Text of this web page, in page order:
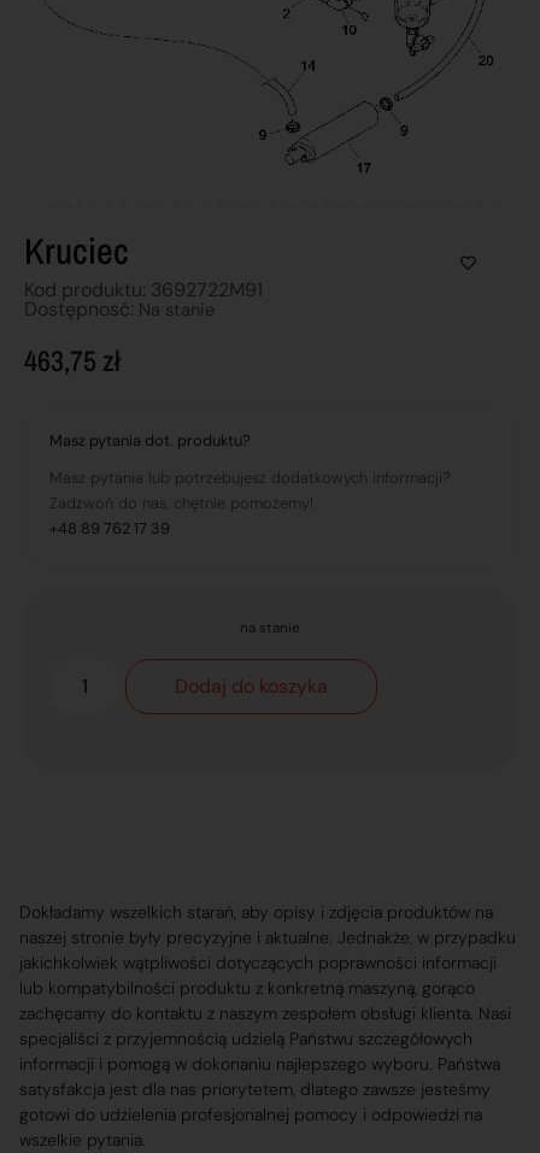
Kruciec
Kod produktu: 3692722M91
Dostępnosć: Na stanie
463,75 zł
Masz pytania dot. produktu?
Masz pytania lub potrzebujesz dodatkowych informacji?
Zadzwoń do nas, chętnie pomożemy!
+48 89 762 17 39
na stanie
Dodaj do koszyka
Dokładamy wszelkich starań, aby opisy i zdjęcia produktów na
naszej stronie były precyzyjne i aktualne. Jednakże, w przypadku
jakichkolwiek wątpliwości dotyczących poprawności informacji
lub kompatybilności produktu z konkretną maszyną, gorąco
zachęcamy do kontaktu z naszym zespołem obsługi klienta. Nasi
specjaliści z przyjemnością udzielą Państwu szczegółowych
informacji i pomogą w dokonaniu najlepszego wyboru. Państwa
satysfakcja jest dla nas priorytetem, dlatego zawsze jesteśmy
gotowi do udzielenia profesjonalnej pomocy i odpowiedzi na
wszelkie pytania.